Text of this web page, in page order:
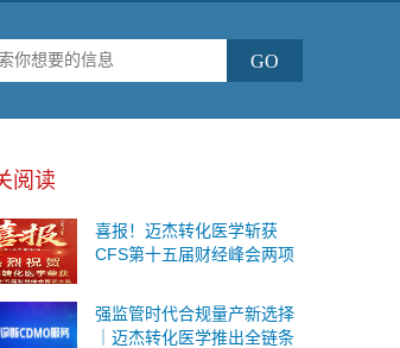
阅读
喜报！迈杰转化医学斩获
CFS第十五届财经峰会两项
强监管时代合规量产新选择
｜迈杰转化医学推出全链条